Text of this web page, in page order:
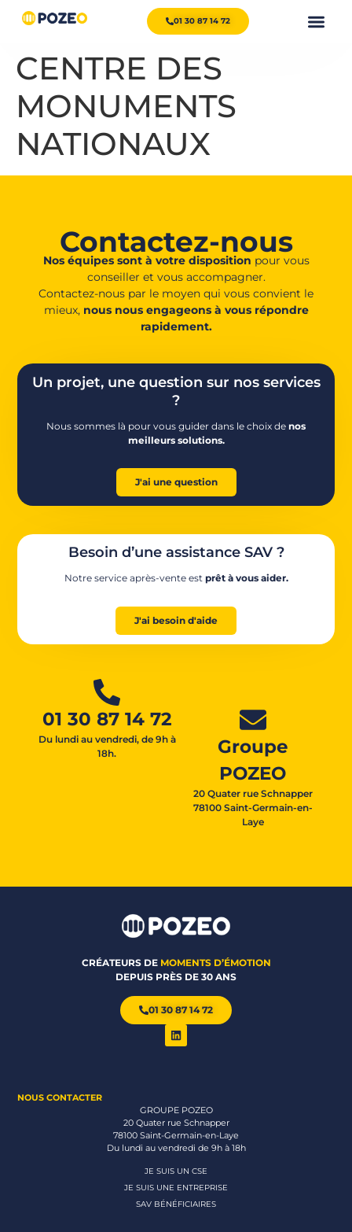
01 30 87 14 72
CENTRE DES
MONUMENTS
NATIONAUX
Contactez-nous
Nos équipes sont à votre disposition pour vous
conseiller et vous accompagner.
Contactez-nous par le moyen qui vous convient le
mieux, nous nous engageons à vous répondre
rapidement.
Un projet, une question sur nos services
?
Nous sommes là pour vous guider dans le choix de nos
meilleurs solutions.
J'ai une question
Besoin d’une assistance SAV ?
Notre service après-vente est prêt à vous aider.
J'ai besoin d'aide
01 30 87 14 72
Du lundi au vendredi, de 9h à
18h.
Groupe
POZEO
20 Quater rue Schnapper
78100 Saint-Germain-en-
Laye
CRÉATEURS DE MOMENTS D’ÉMOTION
DEPUIS PRÈS DE 30 ANS
01 30 87 14 72
NOUS CONTACTER
GROUPE POZEO
20 Quater rue Schnapper
78100 Saint-Germain-en-Laye
Du lundi au vendredi de 9h à 18h
JE SUIS UN CSE
JE SUIS UNE ENTREPRISE
SAV BÉNÉFICIAIRES